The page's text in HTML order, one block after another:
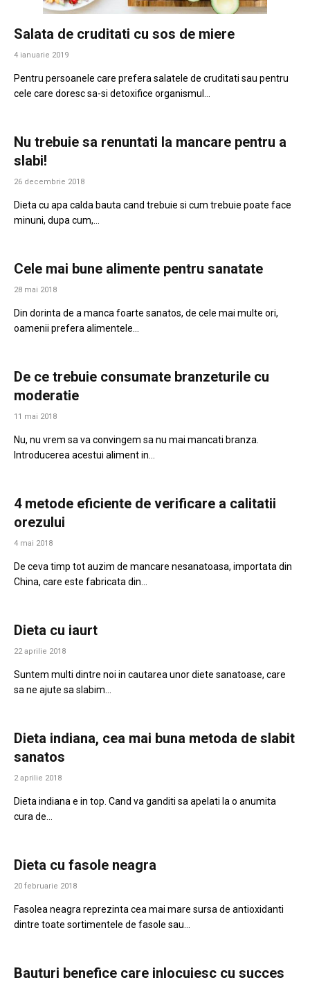
Salata de cruditati cu sos de miere
4 ianuarie 2019
Pentru persoanele care prefera salatele de cruditati sau pentru
cele care doresc sa-si detoxifice organismul…
Nu trebuie sa renuntati la mancare pentru a
slabi!
26 decembrie 2018
Dieta cu apa calda bauta cand trebuie si cum trebuie poate face
minuni, dupa cum,…
Cele mai bune alimente pentru sanatate
28 mai 2018
Din dorinta de a manca foarte sanatos, de cele mai multe ori,
oamenii prefera alimentele…
De ce trebuie consumate branzeturile cu
moderatie
11 mai 2018
Nu, nu vrem sa va convingem sa nu mai mancati branza.
Introducerea acestui aliment in…
4 metode eficiente de verificare a calitatii
orezului
4 mai 2018
De ceva timp tot auzim de mancare nesanatoasa, importata din
China, care este fabricata din…
Dieta cu iaurt
22 aprilie 2018
Suntem multi dintre noi in cautarea unor diete sanatoase, care
sa ne ajute sa slabim…
Dieta indiana, cea mai buna metoda de slabit
sanatos
2 aprilie 2018
Dieta indiana e in top. Cand va ganditi sa apelati la o anumita
cura de…
Dieta cu fasole neagra
20 februarie 2018
Fasolea neagra reprezinta cea mai mare sursa de antioxidanti
dintre toate sortimentele de fasole sau…
Bauturi benefice care inlocuiesc cu succes